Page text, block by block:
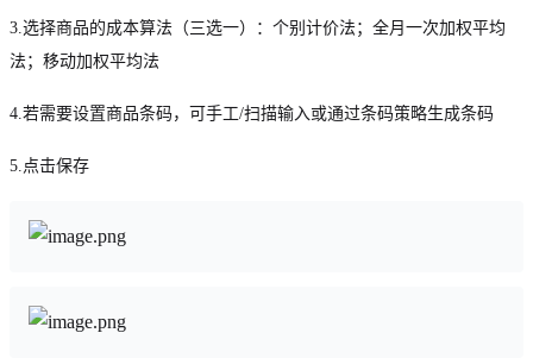
3.选择商品的成本算法（三选一）：个别计价法；全月一次加权平均
法；移动加权平均法
4.若需要设置商品条码，可手工/扫描输入或通过条码策略生成条码
5.点击保存